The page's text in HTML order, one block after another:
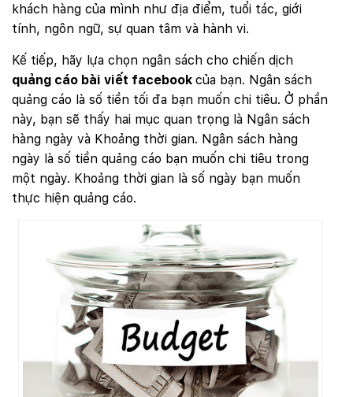
khách hàng của mình như địa điểm, tuổi tác, giới
tính, ngôn ngữ, sự quan tâm và hành vi.
Kế tiếp, hãy lựa chọn ngân sách cho chiến dịch
quảng cáo bài viết facebook của bạn. Ngân sách
quảng cáo là số tiền tối đa bạn muốn chi tiêu. Ở phần
này, bạn sẽ thấy hai mục quan trọng là Ngân sách
hàng ngày và Khoảng thời gian. Ngân sách hàng
ngày là số tiền quảng cáo bạn muốn chi tiêu trong
một ngày. Khoảng thời gian là số ngày bạn muốn
thực hiện quảng cáo.